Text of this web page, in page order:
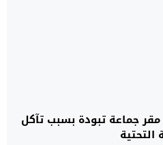
جماعة تبودة بسبب تآكل
التحتية